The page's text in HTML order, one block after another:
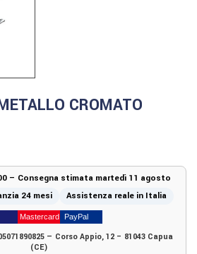
CROMATO
– Consegna stimata martedì 11 agosto
24 mesi Assistenza reale in Italia
— Corso Appio, 12 – 81043 Capua
(CE)